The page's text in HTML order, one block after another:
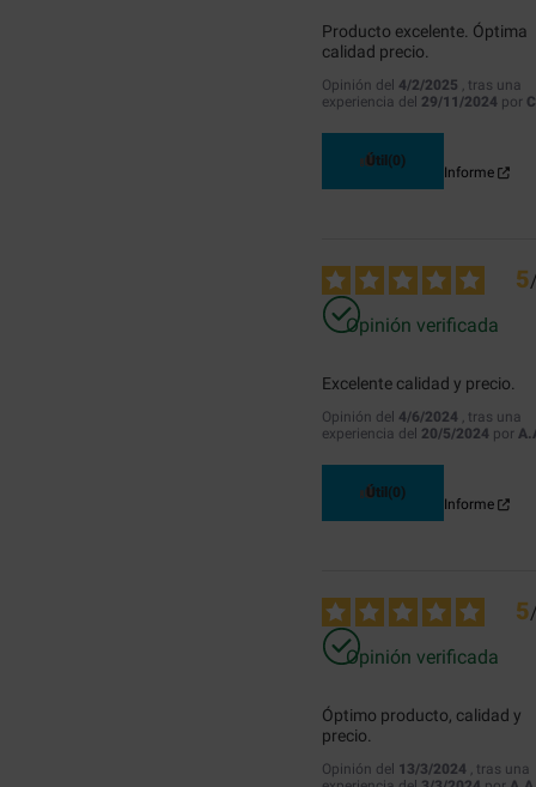
Producto excelente. Óptima
calidad precio.
Opinión del 4/2/2025 , tras una
experiencia del 29/11/2024 por
Útil(0)
Informe
5
Opinión verificada
Excelente calidad y precio.
Opinión del 4/6/2024 , tras una
experiencia del 20/5/2024 por
Útil(0)
Informe
5
Opinión verificada
Óptimo producto, calidad y
precio.
Opinión del 13/3/2024 , tras una